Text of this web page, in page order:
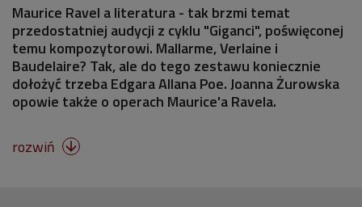
Maurice Ravel a literatura - tak brzmi temat
przedostatniej audycji z cyklu "Giganci", poświęconej
temu kompozytorowi. Mallarme, Verlaine i
Baudelaire? Tak, ale do tego zestawu koniecznie
dołożyć trzeba Edgara Allana Poe. Joanna Żurowska
opowie także o operach Maurice'a Ravela.
rozwiń 